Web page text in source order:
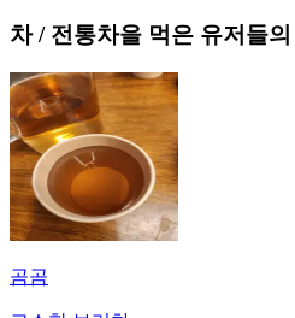
차 / 전통차을 먹은 유저들
곰곰